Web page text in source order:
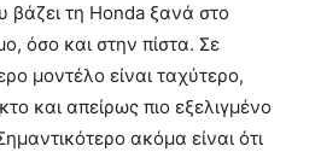
βάζει τη Honda ξανά στο
όσο και στην πίστα. Σε
μοντέλο είναι ταχύτερο,
και απείρως πιο εξελιγμένο
ακόμα είναι ότι